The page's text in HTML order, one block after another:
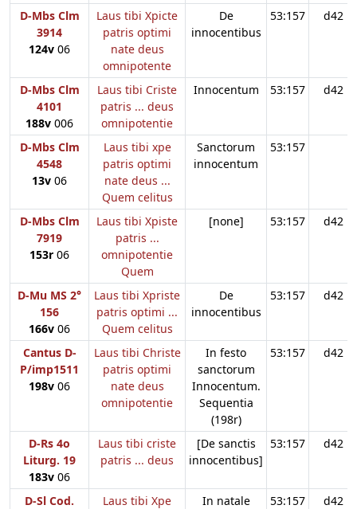
D-Mbs Clm
3914
124v 06
Laus tibi Xpicte
patris optimi
nate deus
omnipotente
De
innocentibus
53:157 d42
D-Mbs Clm
4101
188v 006
Laus tibi Criste
patris ... deus
omnipotentie
Innocentum 53:157 d42
D-Mbs Clm
4548
13v 06
Laus tibi xpe
patris optimi
nate deus ...
Quem celitus
Sanctorum
innocentum
53:157
D-Mbs Clm
7919
153r 06
Laus tibi Xpiste
patris ...
omnipotentie
Quem
[none] 53:157 d42
D-Mu MS 2°
156
166v 06
Laus tibi Xpriste
patris optimi ...
Quem celitus
De
innocentibus
53:157 d42
Cantus D-
P/imp1511
198v 06
Laus tibi Christe
patris optimi
nate deus
omnipotentie
In festo
sanctorum
Innocentum.
Sequentia
(198r)
53:157 d42
D-Rs 4o
Liturg. 19
183v 06
Laus tibi criste
patris ... deus
[De sanctis
innocentibus]
53:157 d42
D-Sl Cod. Laus tibi Xpe In natale 53:157 d42